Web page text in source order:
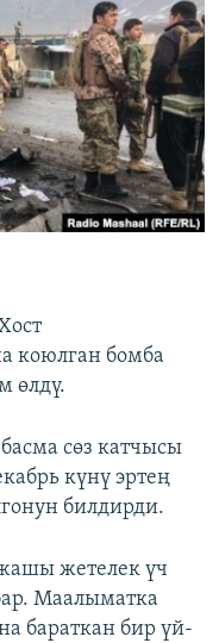
коюлган бомба
өлдү.
сөз катчысы
күнү эртең
билдирди.
жетелек үч
Маалыматка
бараткан бир үй-